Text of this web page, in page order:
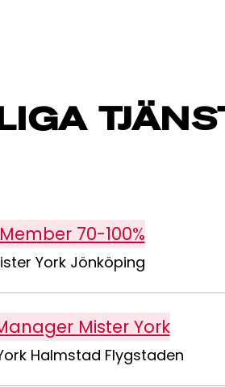
70-100%
York Jönköping
Mister York
Halmstad Flygstaden